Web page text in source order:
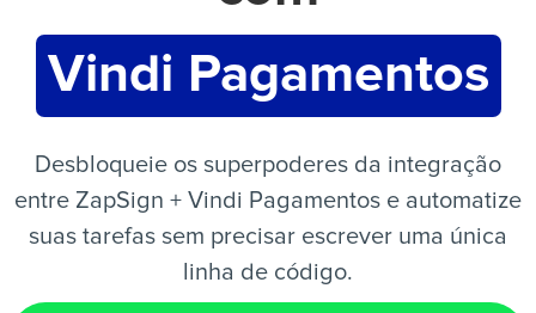
PT
Vindi Pagamentos
Desbloqueie os superpoderes da integração
entre ZapSign + Vindi Pagamentos e automatize
suas tarefas sem precisar escrever uma única
linha de código.